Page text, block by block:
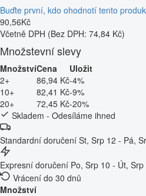
Buďte první, kdo ohodnotí tento
90,56Kč
Včetně DPH (Bez DPH: 74,84 Kč)
Množstevní slevy
MnožstvíCena
Uložit
2+
86,94 Kč-4%
10+
82,41 Kč-9%
20+
72,45 Kč-20%
Skladem - Odesíláme ihned
Standardní doručení St, Srp 12 - Pá,
Expresní doručení Po, Srp 10 - Út, Srp
Vrácení do 30 dnů
Množství